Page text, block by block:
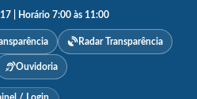
| Horário 7:00 às 11:00
Radar Transparência
Ouvidoria